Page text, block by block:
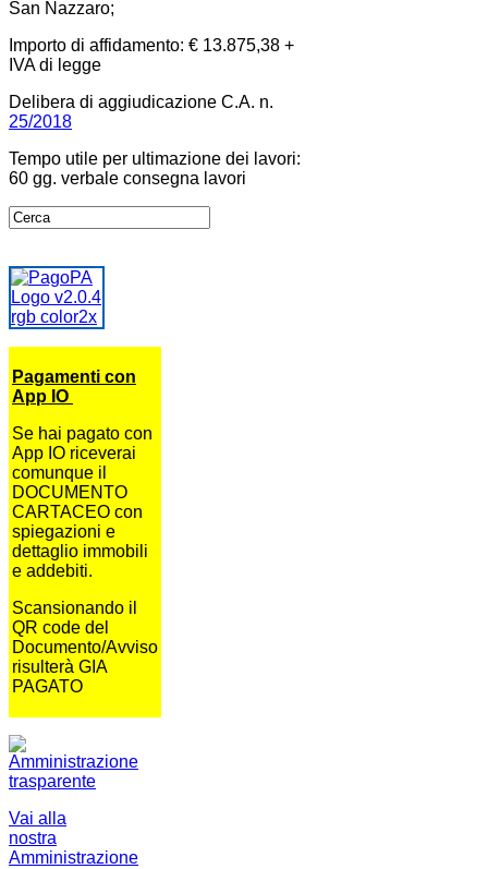
San Nazzaro;
Importo di affidamento: € 13.875,38 +
IVA di legge
Delibera di aggiudicazione C.A. n.
25/2018
Tempo utile per ultimazione dei lavori:
60 gg. verbale consegna lavori
Pagamenti con
App IO
Se hai pagato con
App IO riceverai
comunque il
DOCUMENTO
CARTACEO con
spiegazioni e
dettaglio immobili
e addebiti.
Scansionando il
QR code del
Documento/Avviso
risulterà GIA
PAGATO
Vai alla
nostra
Amministrazione